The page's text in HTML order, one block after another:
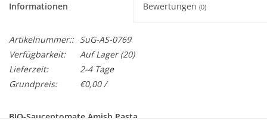
Informationen Bewertungen (0)
Artikelnummer:: SuG-AS-0769
Verfügbarkeit:
Auf Lager(20)
Lieferzeit:
2-4 Tage
Grundpreis:
€0,00 /
BIO-Saucentomate Amish Pasta